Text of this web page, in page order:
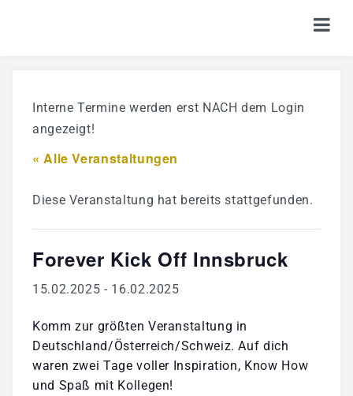
TICKETS
Interne Termine werden erst NACH dem Login
angezeigt!
« Alle Veranstaltungen
Diese Veranstaltung hat bereits stattgefunden.
Forever Kick Off Innsbruck
15.02.2025 - 16.02.2025
Komm zur größten Veranstaltung in
Deutschland/Österreich/Schweiz. Auf dich
waren zwei Tage voller Inspiration, Know How
und Spaß mit Kollegen!